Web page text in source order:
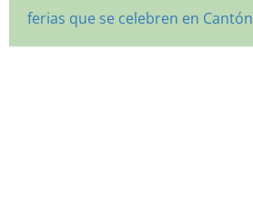
ferias que se celebren en Cantón